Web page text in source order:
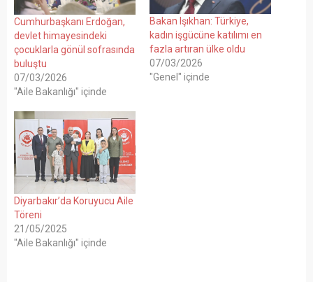
Cumhurbaşkanı Erdoğan,
devlet himayesindeki
çocuklarla gönül sofrasında
buluştu
07/03/2026
"Aile Bakanlığı" içinde
Bakan Işıkhan: Türkiye,
kadın işgücüne katılımı en
fazla artıran ülke oldu
07/03/2026
"Genel" içinde
Diyarbakır’da Koruyucu Aile
Töreni
21/05/2025
"Aile Bakanlığı" içinde